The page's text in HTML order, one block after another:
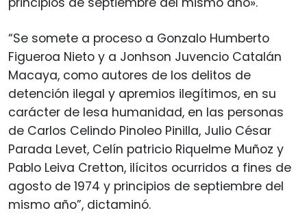
“Se somete a proceso a Gonzalo Humberto
Figueroa Nieto y a Jonhson Juvencio Catalán
Macaya, como autores de los delitos de
detención ilegal y apremios ilegítimos, en su
carácter de lesa humanidad, en las personas
de Carlos Celindo Pinoleo Pinilla, Julio César
Parada Levet, Celín patricio Riquelme Muñoz y
Pablo Leiva Cretton, ilícitos ocurridos a fines de
agosto de 1974 y principios de septiembre del
mismo año”, dictaminó.